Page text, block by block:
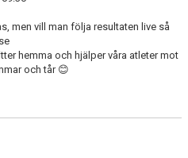
men vill man följa resultaten live så
hemma och hjälper våra atleter mot
och tår 😊